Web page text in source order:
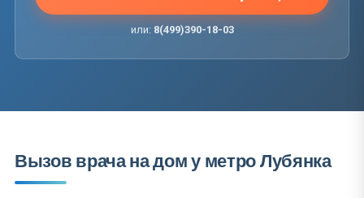
или: 8(499)390-18-03
Вызов врача на дом у метро Лубянка